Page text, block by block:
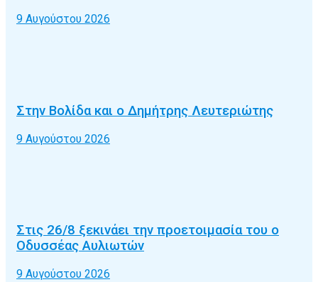
9 Αυγούστου 2026
Στην Βολίδα και ο Δημήτρης Λευτεριώτης
9 Αυγούστου 2026
Στις 26/8 ξεκινάει την προετοιμασία του ο
Οδυσσέας Αυλιωτών
9 Αυγούστου 2026